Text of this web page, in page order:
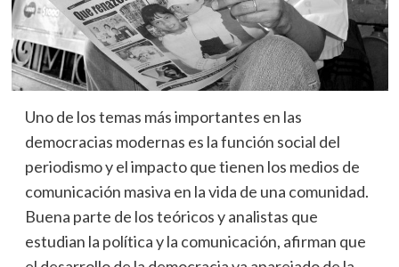
Uno de los temas más importantes en las
democracias modernas es la función social del
periodismo y el impacto que tienen los medios de
comunicación masiva en la vida de una comunidad.
Buena parte de los teóricos y analistas que
estudian la política y la comunicación, afirman que